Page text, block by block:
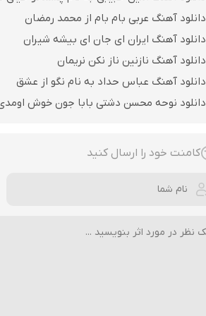
دانلود آهنگ عربی بام بام از محمد رمضان
دانلود آهنگ ایران ای جان ای بیشه شیران
دانلود آهنگ نازنین ناز نکن نریمان
دانلود آهنگ عباس حداد به نام نگو از عشق
دانلود نوحه محسن دشتی بابا جون خوش
کامنت خود را ارسال کنید